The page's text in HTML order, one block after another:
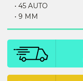
• 45 AUTO
• 9 MM